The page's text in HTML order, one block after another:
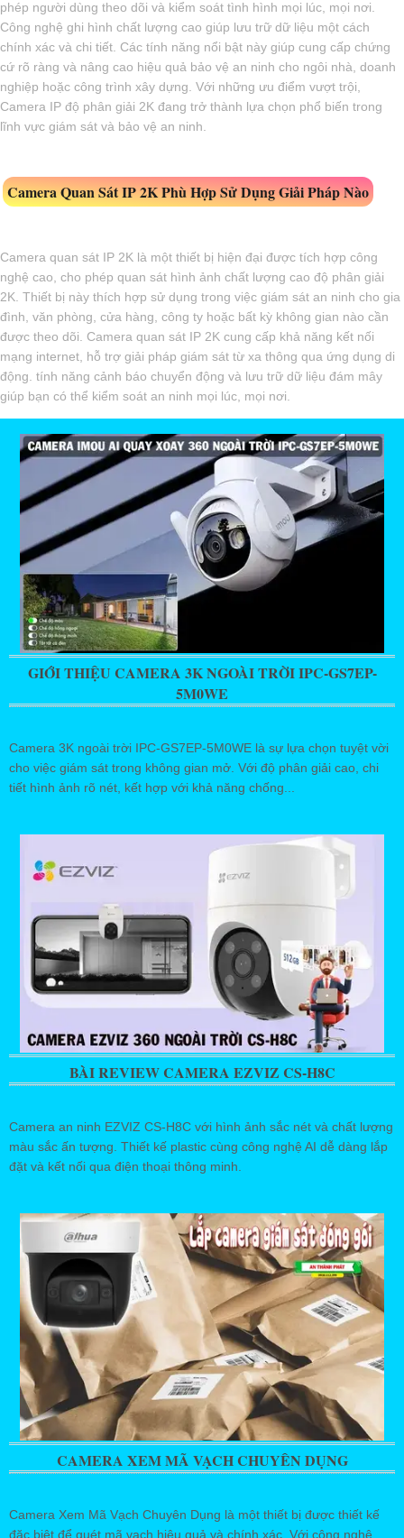
phép người dùng theo dõi và kiểm soát tình hình mọi lúc, mọi nơi.
Công nghệ ghi hình chất lượng cao giúp lưu trữ dữ liệu một cách
chính xác và chi tiết. Các tính năng nổi bật này giúp cung cấp chứng
cứ rõ ràng và nâng cao hiệu quả bảo vệ an ninh cho ngôi nhà, doanh
nghiệp hoặc công trình xây dựng. Với những ưu điểm vượt trội,
Camera IP độ phân giải 2K đang trở thành lựa chọn phổ biến trong
lĩnh vực giám sát và bảo vệ an ninh.
Camera Quan Sát IP 2K Phù Hợp Sử Dụng Giải Pháp Nào
Camera quan sát IP 2K là một thiết bị hiện đại được tích hợp công
nghệ cao, cho phép quan sát hình ảnh chất lượng cao độ phân giải
2K. Thiết bị này thích hợp sử dụng trong việc giám sát an ninh cho gia
đình, văn phòng, cửa hàng, công ty hoặc bất kỳ không gian nào cần
được theo dõi. Camera quan sát IP 2K cung cấp khả năng kết nối
mạng internet, hỗ trợ giải pháp giám sát từ xa thông qua ứng dụng di
động. tính năng cảnh báo chuyển động và lưu trữ dữ liệu đám mây
giúp bạn có thể kiểm soát an ninh mọi lúc, mọi nơi.
GIỚI THIỆU CAMERA 3K NGOÀI TRỜI IPC-GS7EP-
5M0WE
Camera 3K ngoài trời IPC-GS7EP-5M0WE là sự lựa chọn tuyệt vời
cho việc giám sát trong không gian mở. Với độ phân giải cao, chi
tiết hình ảnh rõ nét, kết hợp với khả năng chống...
BÀI REVIEW CAMERA EZVIZ CS-H8C
Camera an ninh EZVIZ CS-H8C với hình ảnh sắc nét và chất lượng
màu sắc ấn tượng. Thiết kế plastic cùng công nghệ AI dễ dàng lắp
đặt và kết nối qua điện thoại thông minh.
CAMERA XEM MÃ VẠCH CHUYÊN DỤNG
Camera Xem Mã Vạch Chuyên Dụng là một thiết bị được thiết kế
đặc biệt để quét mã vạch hiệu quả và chính xác. Với công nghệ